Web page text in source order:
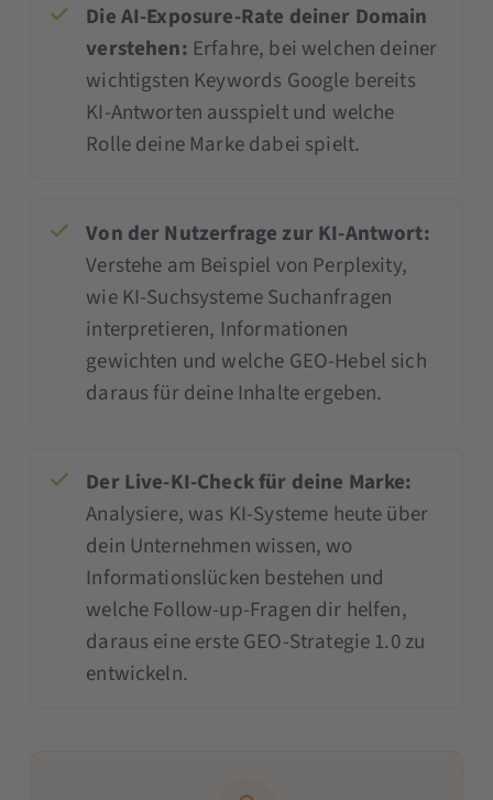
Die AI-Exposure-Rate deiner Domain
verstehen: Erfahre, bei welchen deiner
wichtigsten Keywords Google bereits
KI-Antworten ausspielt und welche
Rolle deine Marke dabei spielt.
Von der Nutzerfrage zur KI-Antwort:
Verstehe am Beispiel von Perplexity,
wie KI-Suchsysteme Suchanfragen
interpretieren, Informationen
gewichten und welche GEO-Hebel sich
daraus für deine Inhalte ergeben.
Der Live-KI-Check für deine Marke:
Analysiere, was KI-Systeme heute über
dein Unternehmen wissen, wo
Informationslücken bestehen und
welche Follow-up-Fragen dir helfen,
daraus eine erste GEO-Strategie 1.0 zu
entwickeln.